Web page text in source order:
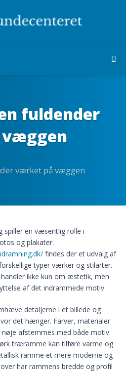
fuldender
værket på væggen
spiller en væsentlig rolle i
og plakater.
findes der et udvalg af
typer værker og stilarter.
ikke kun om æstetik, men
af det indrammede motiv.
detaljerne i et billede og
det hænger. Farver, materialer
afstemmes med både motiv
træramme kan tilføre varme og
ramme et mere moderne og
har rammens bredde og profil